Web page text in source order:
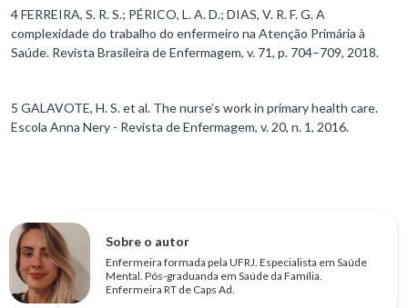
4 FERREIRA, S. R. S.; PÉRICO, L. A. D.; DIAS, V. R. F. G. A
complexidade do trabalho do enfermeiro na Atenção Primária à
Saúde. Revista Brasileira de Enfermagem, v. 71, p. 704–709, 2018.
5 GALAVOTE, H. S. et al. The nurse’s work in primary health care.
Escola Anna Nery - Revista de Enfermagem, v. 20, n. 1, 2016.
Sobre o autor
Enfermeira formada pela UFRJ. Especialista em Saúde
Mental. Pós-graduanda em Saúde da Família.
Enfermeira RT de Caps Ad.